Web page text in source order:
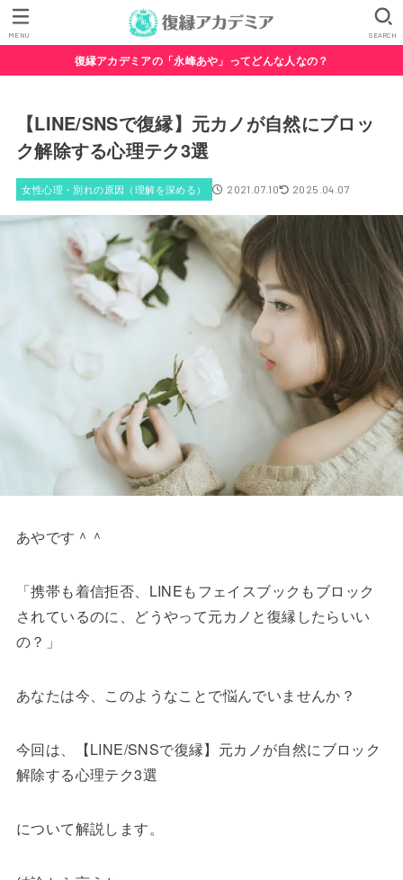
SEARCH
MENU
復縁アカデミアの「永峰あや」ってどんな人なの？
【LINE/SNSで復縁】元カノが自然にブロッ
ク解除する心理テク3選
女性心理・別れの原因（理解を深める） 2021.07.10 2025.04.07
あやです＾＾
「携帯も着信拒否、LINEもフェイスブックもブロック
されているのに、どうやって元カノと復縁したらいい
の？」
あなたは今、このようなことで悩んでいませんか？
今回は、【LINE/SNSで復縁】元カノが自然にブロック
解除する心理テク3選
について解説します。